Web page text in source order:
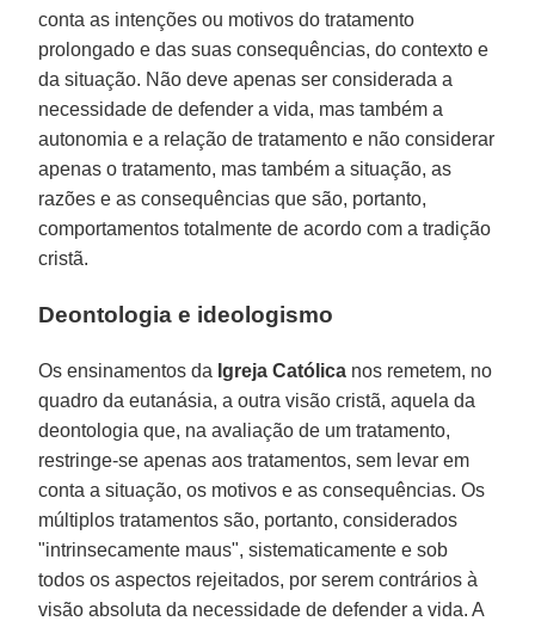
conta as intenções ou motivos do tratamento
prolongado e das suas consequências, do contexto e
da situação. Não deve apenas ser considerada a
necessidade de defender a vida, mas também a
autonomia e a relação de tratamento e não considerar
apenas o tratamento, mas também a situação, as
razões e as consequências que são, portanto,
comportamentos totalmente de acordo com a tradição
cristã.
Deontologia e ideologismo
Os ensinamentos da Igreja Católica nos remetem, no
quadro da eutanásia, a outra visão cristã, aquela da
deontologia que, na avaliação de um tratamento,
restringe-se apenas aos tratamentos, sem levar em
conta a situação, os motivos e as consequências. Os
múltiplos tratamentos são, portanto, considerados
"intrinsecamente maus", sistematicamente e sob
todos os aspectos rejeitados, por serem contrários à
visão absoluta da necessidade de defender a vida. A